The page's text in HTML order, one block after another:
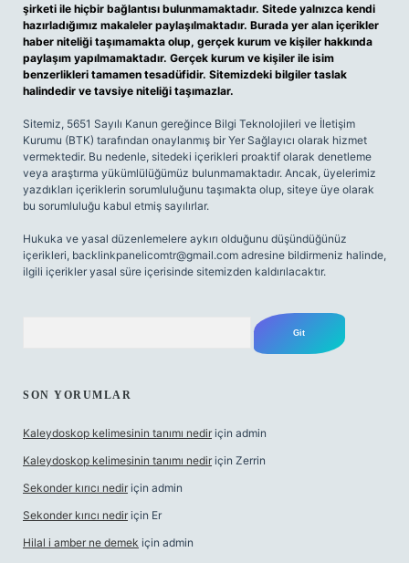
şirketi ile hiçbir bağlantısı bulunmamaktadır. Sitede yalnızca kendi
hazırladığımız makaleler paylaşılmaktadır. Burada yer alan içerikler
haber niteliği taşımamakta olup, gerçek kurum ve kişiler hakkında
paylaşım yapılmamaktadır. Gerçek kurum ve kişiler ile isim
benzerlikleri tamamen tesadüfidir. Sitemizdeki bilgiler taslak
halindedir ve tavsiye niteliği taşımazlar.
Sitemiz, 5651 Sayılı Kanun gereğince Bilgi Teknolojileri ve İletişim
Kurumu (BTK) tarafından onaylanmış bir Yer Sağlayıcı olarak hizmet
vermektedir. Bu nedenle, sitedeki içerikleri proaktif olarak denetleme
veya araştırma yükümlülüğümüz bulunmamaktadır. Ancak, üyelerimiz
yazdıkları içeriklerin sorumluluğunu taşımakta olup, siteye üye olarak
bu sorumluluğu kabul etmiş sayılırlar.
Hukuka ve yasal düzenlemelere aykırı olduğunu düşündüğünüz
içerikleri, backlinkpanelicomtr@gmail.com adresine bildirmeniz halinde,
ilgili içerikler yasal süre içerisinde sitemizden kaldırılacaktır.
SON YORUMLAR
Kaleydoskop kelimesinin tanımı nedir için admin
Kaleydoskop kelimesinin tanımı nedir için Zerrin
Sekonder kırıcı nedir için admin
Sekonder kırıcı nedir için Er
Hilal i amber ne demek için admin